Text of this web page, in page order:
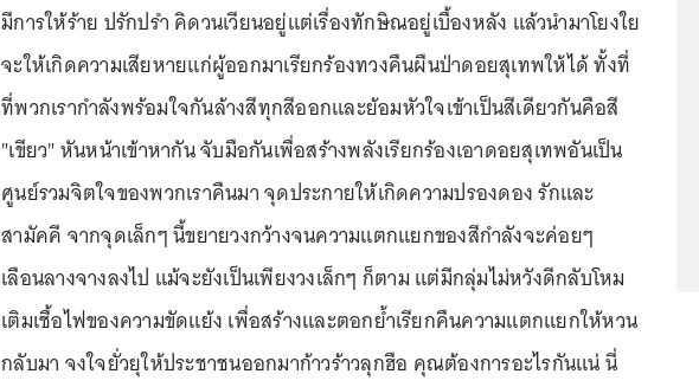
มีการให้ร้าย ปรักปรำ คิดวนเวียนอยู่แต่เรื่องทักษิณอยู่เบื้องหลัง แล้วนำมาโยงใย
จะให้เกิดความเสียหายแก่ผู้ออกมาเรียกร้องทวงคืนผืนป่าดอยสุเทพให้ได้ ทั้งที่
ที่พวกเรากำลังพร้อมใจกันล้างสีทุกสีออกและย้อมหัวใจเข้าเป็นสีเดียวกันคือสี
"เขียว" หันหน้าเข้าหากัน จับมือกันเพื่อสร้างพลังเรียกร้องเอาดอยสุเทพอันเป็น
ศูนย์รวมจิตใจของพวกเราคืนมา จุดประกายให้เกิดความปรองดอง รักและ
สามัคคี จากจุดเล็กๆ นี้ขยายวงกว้างจนความแตกแยกของสีกำลังจะค่อยๆ
เลือนลางจางลงไป แม้จะยังเป็นเพียงวงเล็กๆ ก็ตาม แต่มีกลุ่มไม่หวังดีกลับโหม
เติมเชื้อไฟของความขัดแย้ง เพื่อสร้างและตอกย้ำเรียกคืนความแตกแยกให้หวน
กลับมา จงใจยั่วยุให้ประชาชนออกมาก้าวร้าวลุกฮือ คุณต้องการอะไรกันแน่ นี่